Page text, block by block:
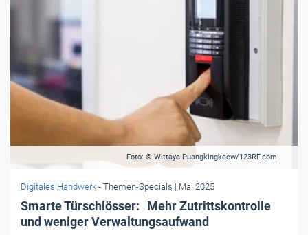
Foto: © Wittaya Puangkingkaew/123RF.com
Digitales Handwerk - Themen-Specials | Mai 2025
Smarte Türschlösser: Mehr Zutrittskontrolle
und ­weniger Verwaltungsaufwand